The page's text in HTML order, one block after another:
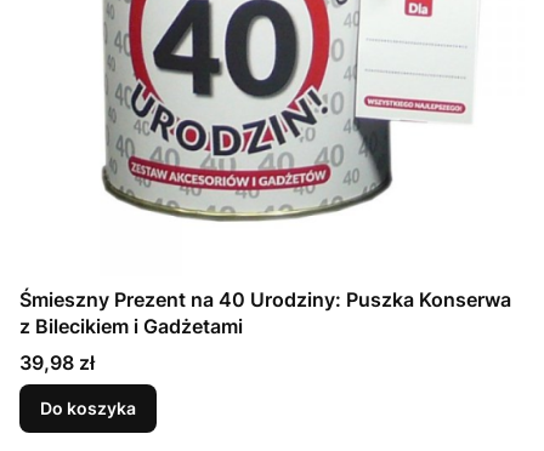
Śmieszny Prezent na 40 Urodziny: Puszka Konserwa
z Bilecikiem i Gadżetami
Cena
39,98 zł
Do koszyka